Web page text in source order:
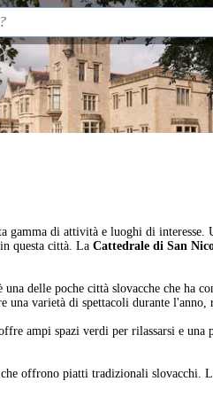
gamma di attività e luoghi di
in questa città. LaCattedrale di San
una delle poche città slovacche che ha
una varietà di spettacoli durante
ampi spazi verdi per rilassarsi e
che offrono piatti tradizionali slovacchi.